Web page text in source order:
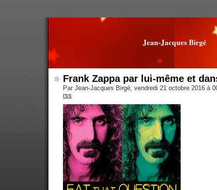
Jean-Jacques Birgé
Frank Zappa par lui-même et
Par Jean-Jacques Birgé, vendredi 21 octobre 2016 à
rss